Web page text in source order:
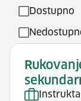
Dostupno